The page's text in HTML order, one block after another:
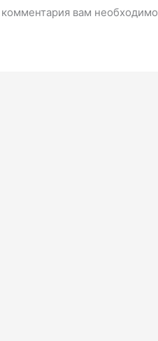
вам необходимо